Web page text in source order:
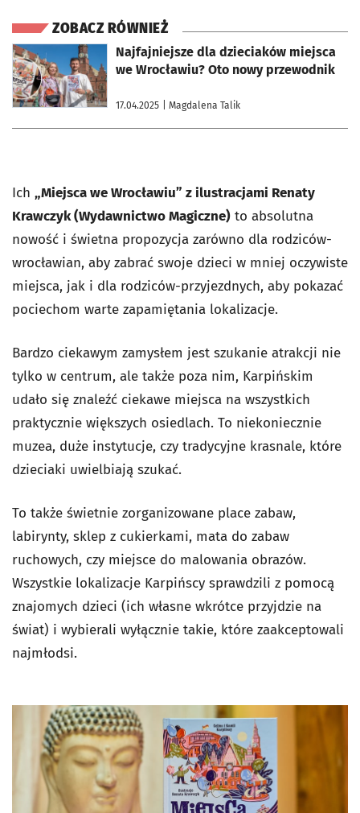
ZOBACZ RÓWNIEŻ
Najfajniejsze dla dzieciaków miejsca
we Wrocławiu? Oto nowy przewodnik
17.04.2025 | Magdalena Talik
otworzy się w nowej karcie
Ich „Miejsca we Wrocławiu” z ilustracjami Renaty
Krawczyk (Wydawnictwo Magiczne) to absolutna
nowość i świetna propozycja zarówno dla rodziców-
wrocławian, aby zabrać swoje dzieci w mniej oczywiste
miejsca, jak i dla rodziców-przyjezdnych, aby pokazać
pociechom warte zapamiętania lokalizacje.
Bardzo ciekawym zamysłem jest szukanie atrakcji nie
tylko w centrum, ale także poza nim, Karpińskim
udało się znaleźć ciekawe miejsca na wszystkich
praktycznie większych osiedlach. To niekoniecznie
muzea, duże instytucje, czy tradycyjne krasnale, które
dzieciaki uwielbiają szukać.
To także świetnie zorganizowane place zabaw,
labirynty, sklep z cukierkami, mata do zabaw
ruchowych, czy miejsce do malowania obrazów.
Wszystkie lokalizacje Karpińscy sprawdzili z pomocą
znajomych dzieci (ich własne wkrótce przyjdzie na
świat) i wybierali wyłącznie takie, które zaakceptowali
najmłodsi.